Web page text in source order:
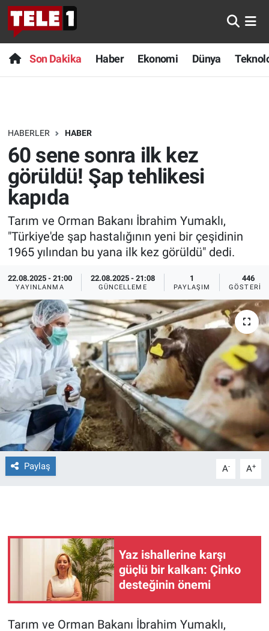
Son Dakika Haber Ekonomi Dünya
HABERLER HABER
60 sene sonra ilk kez
görüldü! Şap tehlikesi
kapıda
Tarım ve Orman Bakanı İbrahim Yumaklı,
"Türkiye'de şap hastalığının yeni bir çeşidinin
1965 yılından bu yana ilk kez görüldü" dedi.
22.08.2025 - 21:00
YAYINLANMA
22.08.2025 - 21:08
GÜNCELLEME
1
PAYLAŞIM
446
GÖSTERIM
Paylaş A- A+
Yaz ishallerine karşı
güçlü bir kalkan: Çinko
desteğinin önemi
Tarım ve Orman Bakanı İbrahim Yumaklı,
Anında Manşet
Başka Sohbetler
Bilim turu
Bilim ve Teknoloji Evreni
Doğa Konuşuyor
Dünya
Ege Saati
Ege'den Esintiler
Eğitim
Eğlence
Ekonomi
Forum
Gerçeğin İzinde
Gün Başlıyor
Gün Ortası
Gündem Özel
Günün görüntüsü
Haber
Son Dakika
Haber
Dünya
Teknoloji
Sağlık
Spor
Yayın Akışı
İletişim
Nöbetçi Eczaneler
Hava Durumu
Trafik Durumu
Süper Lig Puan Durumu ve Fikstür
Tüm Manşetler
Son Dakika Haberleri
Haber Arşivi